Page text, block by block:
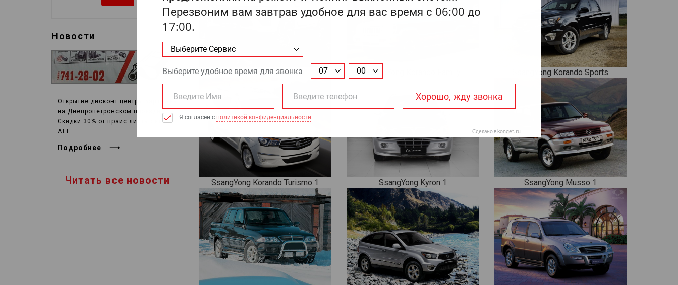
Новости
Открытие дисконт центра Варшавка
на Днепропетровском проезде
Скидки 30% от прайс листа сети
АТТ
Подробнее
Читать все новости
SsangYong Korando 4 SsangYong Korando Family SsangYong Korando Sports
SsangYong Korando Turismo 1 SsangYong Kyron 1 SsangYong Musso 1